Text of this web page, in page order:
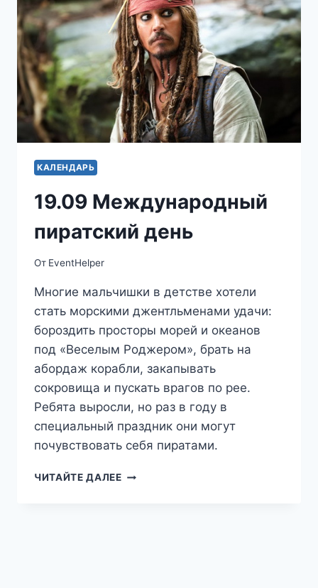
КАЛЕНДАРЬ
19.09 Международный
пиратский день
От EventHelper
Многие мальчишки в детстве хотели
стать морскими джентльменами удачи:
бороздить просторы морей и океанов
под «Веселым Роджером», брать на
абордаж корабли, закапывать
сокровища и пускать врагов по рее.
Ребята выросли, но раз в году в
специальный праздник они могут
почувствовать себя пиратами.
ЧИТАЙТЕ ДАЛЕЕ19.09